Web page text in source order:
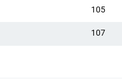
105
107